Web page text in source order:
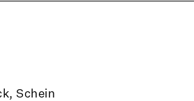
Schein